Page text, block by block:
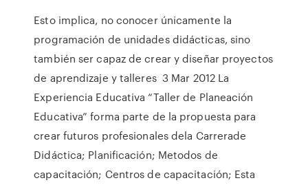
Esto implica, no conocer únicamente la
programación de unidades didácticas, sino
también ser capaz de crear y diseñar proyectos
de aprendizaje y talleres 3 Mar 2012 La
Experiencia Educativa “Taller de Planeación
Educativa” forma parte de la propuesta para
crear futuros profesionales dela Carrerade
Didáctica; Planificación; Metodos de
capacitación; Centros de capacitación; Esta